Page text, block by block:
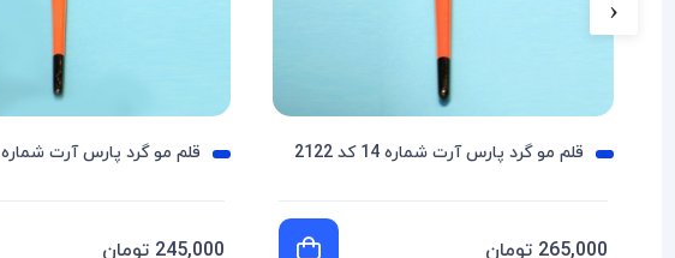
قلم مو گرد پارس آرت شماره 14 کد 2122
265,000 تومان
قلم مو گرد پارس آرت شماره 12 کد 2122
245,000 تومان
‹